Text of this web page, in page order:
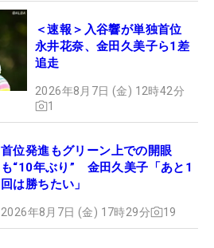
＜速報＞入谷響が単独首位
永井花奈、金田久美子ら1差
追走
2026年8月7日 (金) 12時42分
1
首位発進もグリーン上での開眼
も“10年ぶり” 金田久美子「あと1
回は勝ちたい」
2026年8月7日 (金) 17時29分 19